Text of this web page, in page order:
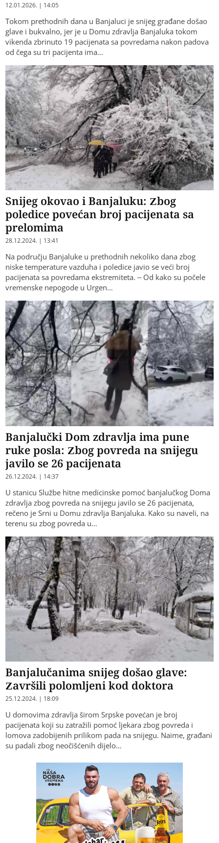
12.01.2026. | 14:05
Tokom prethodnih dana u Banjaluci je snijeg građane došao
glave i bukvalno, jer je u Domu zdravlja Banjaluka tokom
vikenda zbrinuto 19 pacijenata sa povredama nakon padova
od čega su tri pacijenta ima…
Snijeg okovao i Banjaluku: Zbog
poledice povećan broj pacijenata sa
prelomima
28.12.2024. | 13:41
Na području Banjaluke u prethodnih nekoliko dana zbog
niske temperature vazduha i poledice javio se veći broj
pacijenata sa povredama ekstremiteta. – Od kako su počele
vremenske nepogode u Urgen…
Banjalučki Dom zdravlja ima pune
ruke posla: Zbog povreda na snijegu
javilo se 26 pacijenata
26.12.2024. | 14:37
U stanicu Službe hitne medicinske pomoć banjalučkog Doma
zdravlja zbog povreda na snijegu javilo se 26 pacijenata,
rečeno je Srni u Domu zdravlja Banjaluka. Kako su naveli, na
terenu su zbog povreda u…
Banjalučanima snijeg došao glave:
Završili polomljeni kod doktora
25.12.2024. | 18:09
U domovima zdravlja širom Srpske povećan je broj
pacijenata koji su zatražili pomoć ljekara zbog povreda i
lomova zadobijenih prilikom pada na snijegu. Naime, građani
su padali zbog neočišćenih dijelo…